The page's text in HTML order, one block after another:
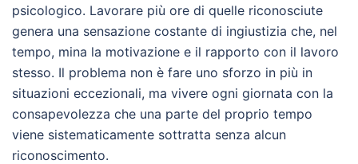
psicologico. Lavorare più ore di quelle riconosciute
genera una sensazione costante di ingiustizia che, nel
tempo, mina la motivazione e il rapporto con il lavoro
stesso. Il problema non è fare uno sforzo in più in
situazioni eccezionali, ma vivere ogni giornata con la
consapevolezza che una parte del proprio tempo
viene sistematicamente sottratta senza alcun
riconoscimento.